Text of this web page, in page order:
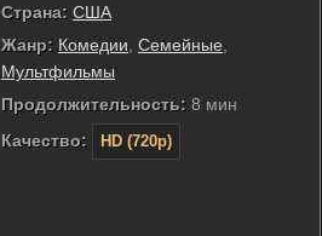
Страна: США
Жанр: Комедии Семейные
Мультфильмы
Продолжительность: 8 мин
Качество:
HD (720p)